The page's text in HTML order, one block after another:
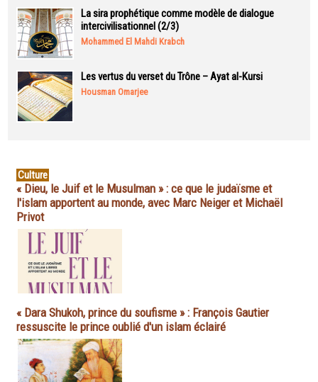
La sira prophétique comme modèle de dialogue
intercivilisationnel (2/3)
Mohammed El Mahdi Krabch
Les vertus du verset du Trône – Ayat al-Kursi
Housman Omarjee
Culture
« Dieu, le Juif et le Musulman » : ce que le judaïsme et
l'islam apportent au monde, avec Marc Neiger et Michaël
Privot
« Dara Shukoh, prince du soufisme » : François Gautier
ressuscite le prince oublié d'un islam éclairé